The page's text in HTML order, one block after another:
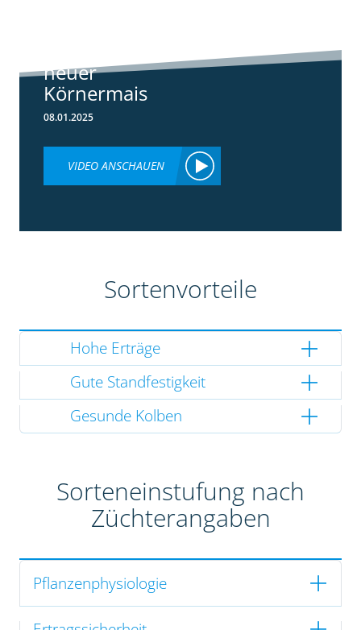
neuer
Körnermais
08.01.2025
VIDEO ANSCHAUEN
Sortenvorteile
Hohe Erträge
Gute Standfestigkeit
Gesunde Kolben
Sorteneinstufung nach
Züchterangaben
Pflanzenphysiologie